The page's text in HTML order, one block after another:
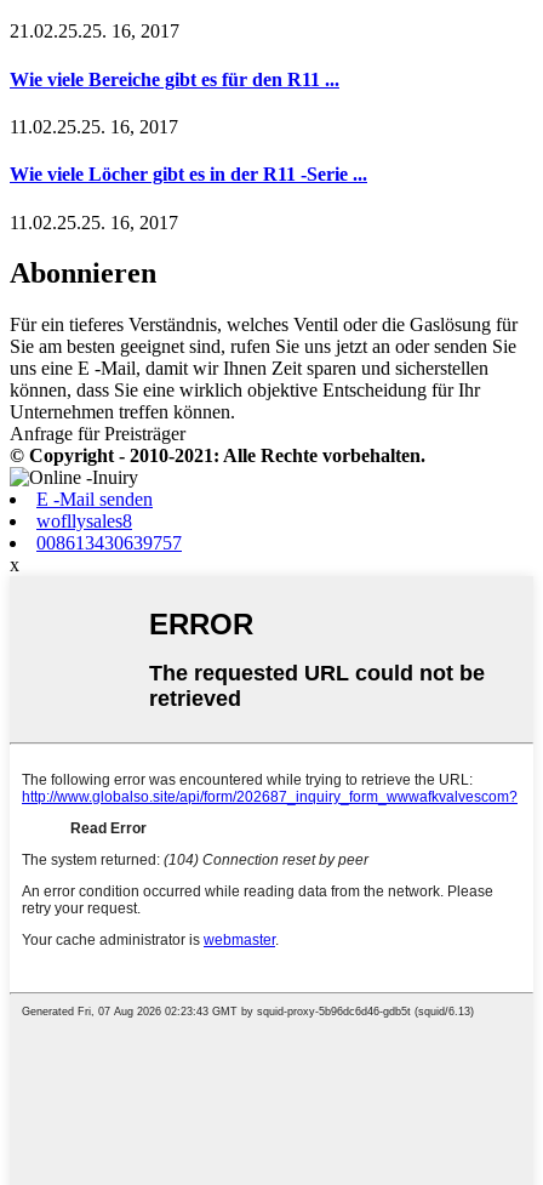
21.02.25.25. 16, 2017
Wie viele Bereiche gibt es für den R11 ...
11.02.25.25. 16, 2017
Wie viele Löcher gibt es in der R11 -Serie ...
11.02.25.25. 16, 2017
Abonnieren
Für ein tieferes Verständnis, welches Ventil oder die Gaslösung für
Sie am besten geeignet sind, rufen Sie uns jetzt an oder senden Sie
uns eine E -Mail, damit wir Ihnen Zeit sparen und sicherstellen
können, dass Sie eine wirklich objektive Entscheidung für Ihr
Unternehmen treffen können.
Anfrage für Preisträger
© Copyright - 2010-2021: Alle Rechte vorbehalten.
E -Mail senden
wofllysales8
008613430639757
x